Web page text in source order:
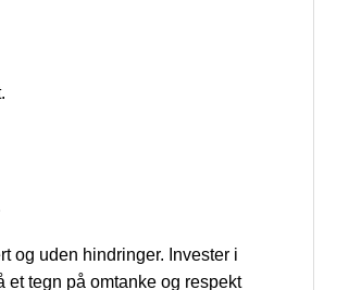
og uden hindringer. Invester i
tegn på omtanke og respekt